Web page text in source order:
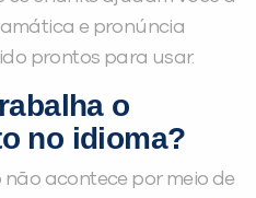
e pronúncia
prontos para usar.
o
no idioma?
acontece por meio de